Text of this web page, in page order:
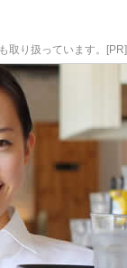
取り扱っています。[PR]